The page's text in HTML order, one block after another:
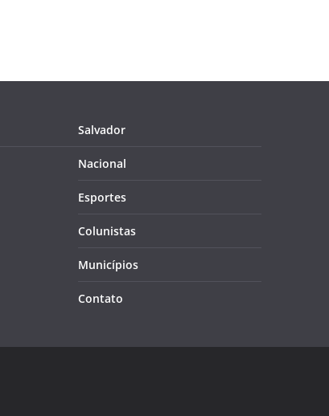
Salvador
Nacional
Esportes
Colunistas
Municípios
Contato